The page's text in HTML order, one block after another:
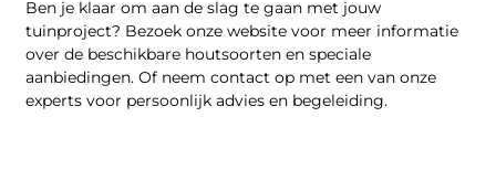
Ben je klaar om aan de slag te gaan met jouw
tuinproject? Bezoek onze website voor meer informatie
over de beschikbare houtsoorten en speciale
aanbiedingen. Of neem contact op met een van onze
experts voor persoonlijk advies en begeleiding.